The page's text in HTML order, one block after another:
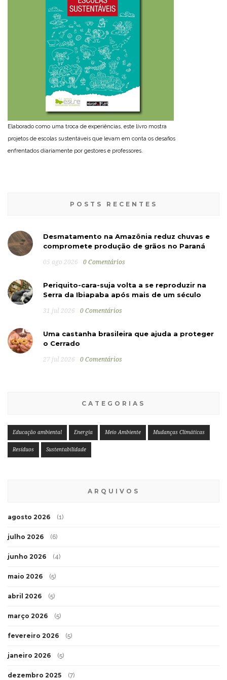
Elaborado como uma troca de experiências, este livro mostra
projetos de escolas sustentáveis que levam em conta os desafios
enfrentados diariamente por gestores e professores.
POSTS RECENTES
Desmatamento na Amazônia reduz chuvas e
compromete produção de grãos no Paraná
05 ago 2026 0 Comentários
Periquito-cara-suja volta a se reproduzir na
Serra da Ibiapaba após mais de um século
31 jul 2026 0 Comentários
Uma castanha brasileira que ajuda a proteger
o Cerrado
27 jul 2026 0 Comentários
CATEGORIAS
Educação ambiental Energia Meio Ambiente Mudanças Climáticas
Resíduos Sustentabilidade
ARQUIVOS
agosto 2026 (1)
julho 2026 (6)
junho 2026 (4)
maio 2026 (5)
abril 2026 (5)
março 2026 (5)
fevereiro 2026 (5)
janeiro 2026 (5)
dezembro 2025 (7)